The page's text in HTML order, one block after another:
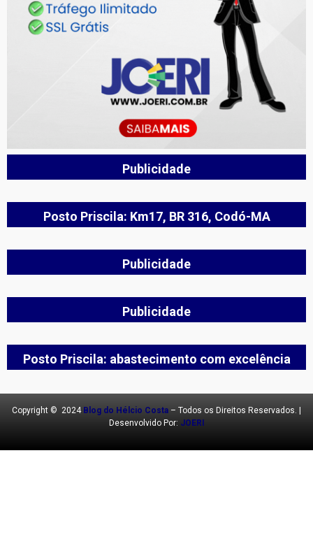
Publicidade
Posto Priscila: Km17, BR 316, Codó-MA
Publicidade
Publicidade
Posto Priscila: abastecimento com excelência
Copyright © 2024 Blog do Hélcio Costa – Todos os Direitos Reservados. |
Desenvolvido Por: JOERI